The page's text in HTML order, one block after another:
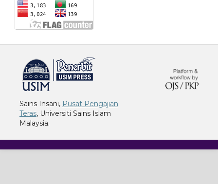
Sains Insani, Pusat Pengajian
Teras, Universiti Sains Islam
Malaysia.